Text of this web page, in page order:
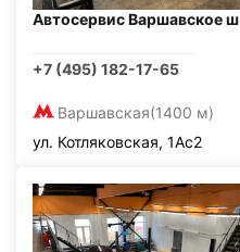
Автосервис Варшавское ш
+7 (495) 182-17-65
Варшавская(1400 м)
ул. Котляковская, 1Ас2